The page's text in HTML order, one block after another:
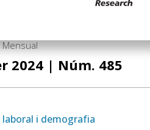
2024 | Núm. 485
laboral i demografia